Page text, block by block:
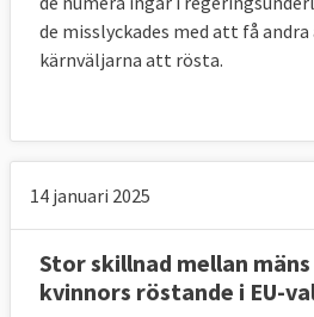
Debattartiklar med
partiernas
svarat)
EU-kandidat Johan
de misslyckades med att få andra
kärnväljarna att rösta.
14 januari 2025
Stor skillnad mellan
kvinnors röstande i EU-